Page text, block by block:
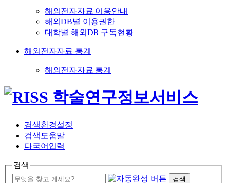
해외전자자료 이용안내
해외DB별 이용권한
대학별 해외DB 구독현황
해외전자자료 통계
해외전자자료 통계
검색환경설정
검색도움말
다국어입력
검색
검색